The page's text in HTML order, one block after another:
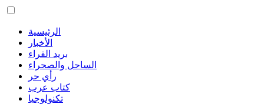
الرئيسية
الأخبار
بريد القراء
الساحل والصحراء
رأي حر
كتاب عرب
تكنولوجيا